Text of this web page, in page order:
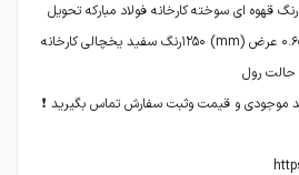
ضخامت۰.۵ عرض (mm) ۱۲۵۰رنگ قهوه ای سوخته کارخانه فولاد مبارکه تحویل
بنگاه تهران حالت رول ضخامت۰.۶ عرض (mm) ۱۲۵۰رنگ سفید یخچالی کارخانه